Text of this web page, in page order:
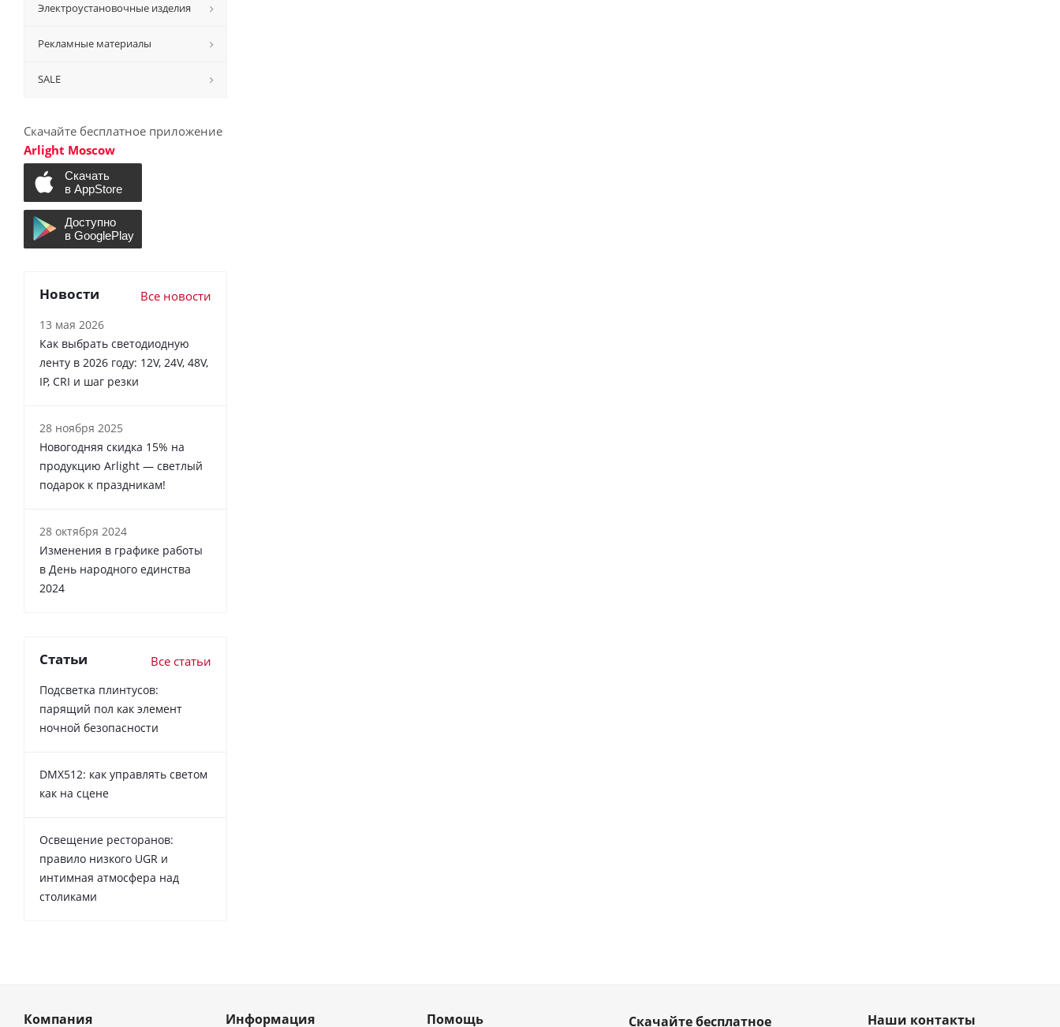
Электроустановочные изделия
Рекламные материалы
SALE
Скачайте бесплатное приложение
Arlight Moscow
Новости Все новости
13 мая 2026
Как выбрать светодиодную
ленту в 2026 году: 12V, 24V, 48V,
IP, CRI и шаг резки
28 ноября 2025
Новогодняя скидка 15% на
продукцию Arlight — светлый
подарок к праздникам!
28 октября 2024
Изменения в графике работы
в День народного единства
2024
Статьи Все статьи
Подсветка плинтусов:
парящий пол как элемент
ночной безопасности
DMX512: как управлять светом
как на сцене
Освещение ресторанов:
правило низкого UGR и
интимная атмосфера над
столиками
Компания Информация Помощь Скачайте бесплатное Наши контакты